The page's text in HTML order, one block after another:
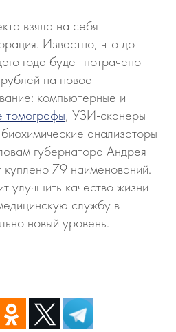
взяла на себя
Известно, что до
года будет потрачено
на новое
компьютерные и
томографы, УЗИ-сканеры
анализаторы
губернатора Андрея
куплено 79 наименований.
улучшить качество жизни
службу в
новый уровень.